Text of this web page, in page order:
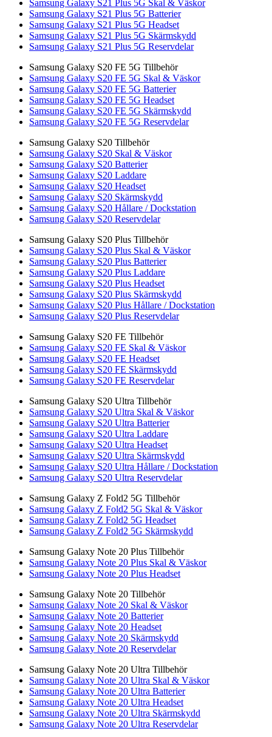
Samsung Galaxy S21 Plus 5G Skal & Väskor
Samsung Galaxy S21 Plus 5G Batterier
Samsung Galaxy S21 Plus 5G Headset
Samsung Galaxy S21 Plus 5G Skärmskydd
Samsung Galaxy S21 Plus 5G Reservdelar
Samsung Galaxy S20 FE 5G Tillbehör
Samsung Galaxy S20 FE 5G Skal & Väskor
Samsung Galaxy S20 FE 5G Batterier
Samsung Galaxy S20 FE 5G Headset
Samsung Galaxy S20 FE 5G Skärmskydd
Samsung Galaxy S20 FE 5G Reservdelar
Samsung Galaxy S20 Tillbehör
Samsung Galaxy S20 Skal & Väskor
Samsung Galaxy S20 Batterier
Samsung Galaxy S20 Laddare
Samsung Galaxy S20 Headset
Samsung Galaxy S20 Skärmskydd
Samsung Galaxy S20 Hållare / Dockstation
Samsung Galaxy S20 Reservdelar
Samsung Galaxy S20 Plus Tillbehör
Samsung Galaxy S20 Plus Skal & Väskor
Samsung Galaxy S20 Plus Batterier
Samsung Galaxy S20 Plus Laddare
Samsung Galaxy S20 Plus Headset
Samsung Galaxy S20 Plus Skärmskydd
Samsung Galaxy S20 Plus Hållare / Dockstation
Samsung Galaxy S20 Plus Reservdelar
Samsung Galaxy S20 FE Tillbehör
Samsung Galaxy S20 FE Skal & Väskor
Samsung Galaxy S20 FE Headset
Samsung Galaxy S20 FE Skärmskydd
Samsung Galaxy S20 FE Reservdelar
Samsung Galaxy S20 Ultra Tillbehör
Samsung Galaxy S20 Ultra Skal & Väskor
Samsung Galaxy S20 Ultra Batterier
Samsung Galaxy S20 Ultra Laddare
Samsung Galaxy S20 Ultra Headset
Samsung Galaxy S20 Ultra Skärmskydd
Samsung Galaxy S20 Ultra Hållare / Dockstation
Samsung Galaxy S20 Ultra Reservdelar
Samsung Galaxy Z Fold2 5G Tillbehör
Samsung Galaxy Z Fold2 5G Skal & Väskor
Samsung Galaxy Z Fold2 5G Headset
Samsung Galaxy Z Fold2 5G Skärmskydd
Samsung Galaxy Note 20 Plus Tillbehör
Samsung Galaxy Note 20 Plus Skal & Väskor
Samsung Galaxy Note 20 Plus Headset
Samsung Galaxy Note 20 Tillbehör
Samsung Galaxy Note 20 Skal & Väskor
Samsung Galaxy Note 20 Batterier
Samsung Galaxy Note 20 Headset
Samsung Galaxy Note 20 Skärmskydd
Samsung Galaxy Note 20 Reservdelar
Samsung Galaxy Note 20 Ultra Tillbehör
Samsung Galaxy Note 20 Ultra Skal & Väskor
Samsung Galaxy Note 20 Ultra Batterier
Samsung Galaxy Note 20 Ultra Headset
Samsung Galaxy Note 20 Ultra Skärmskydd
Samsung Galaxy Note 20 Ultra Reservdelar